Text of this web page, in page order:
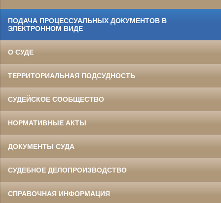
ПОДАЧА ПРОЦЕССУАЛЬНЫХ ДОКУМЕНТОВ В
ЭЛЕКТРОННОМ ВИДЕ
О СУДЕ
ТЕРРИТОРИАЛЬНАЯ ПОДСУДНОСТЬ
СУДЕЙСКОЕ СООБЩЕСТВО
НОРМАТИВНЫЕ АКТЫ
ДОКУМЕНТЫ СУДА
СУДЕБНОЕ ДЕЛОПРОИЗВОДСТВО
СПРАВОЧНАЯ ИНФОРМАЦИЯ